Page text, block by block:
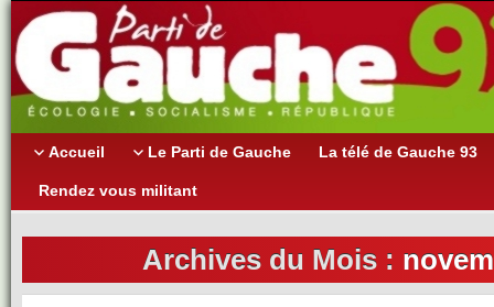
Accueil Le Parti de Gauche La télé de Gauche 93
Rendez vous militant
Archives du Mois :